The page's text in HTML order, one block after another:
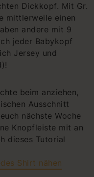
Dickkopf. Mit Gr.
mittlerweile einen
andere mit 9
jeder Babykopf
Jersey und
beim anziehen,
Ausschnitt
nächste Woche
Knopfleiste mit an
dieses Tutorial
Shirt nähen